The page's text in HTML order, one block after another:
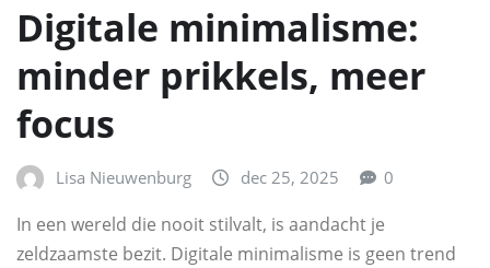
Digitale minimalisme:
minder prikkels, meer
focus
Lisa Nieuwenburg dec 25, 2025 0
In een wereld die nooit stilvalt, is aandacht je
zeldzaamste bezit. Digitale minimalisme is geen trend